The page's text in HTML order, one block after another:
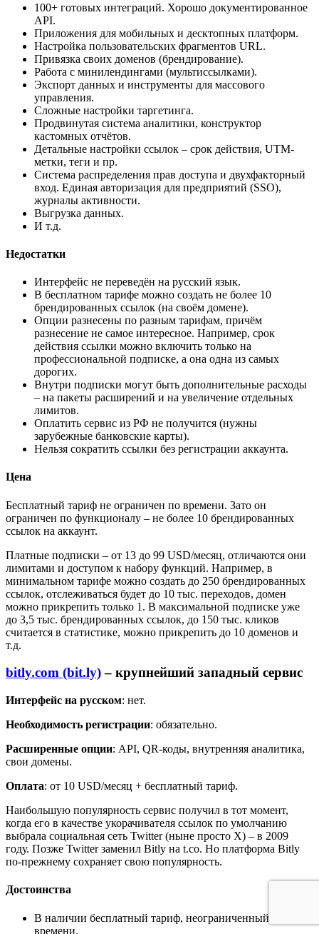
100+ готовых интеграций. Хорошо документированное
API.
Приложения для мобильных и десктопных платформ.
Настройка пользовательских фрагментов URL.
Привязка своих доменов (брендирование).
Работа с минилендингами (мультиссылками).
Экспорт данных и инструменты для массового
управления.
Сложные настройки таргетинга.
Продвинутая система аналитики, конструктор
кастомных отчётов.
Детальные настройки ссылок – срок действия, UTM-
метки, теги и пр.
Система распределения прав доступа и двухфакторный
вход. Единая авторизация для предприятий (SSO),
журналы активности.
Выгрузка данных.
И т.д.
Недостатки
Интерфейс не переведён на русский язык.
В бесплатном тарифе можно создать не более 10
брендированных ссылок (на своём домене).
Опции разнесены по разным тарифам, причём
разнесение не самое интересное. Например, срок
действия ссылки можно включить только на
профессиональной подписке, а она одна из самых
дорогих.
Внутри подписки могут быть дополнительные расходы
– на пакеты расширений и на увеличение отдельных
лимитов.
Оплатить сервис из РФ не получится (нужны
зарубежные банковские карты).
Нельзя сократить ссылки без регистрации аккаунта.
Цена
Бесплатный тариф не ограничен по времени. Зато он
ограничен по функционалу – не более 10 брендированных
ссылок на аккаунт.
Платные подписки – от 13 до 99 USD/месяц, отличаются они
лимитами и доступом к набору функций. Например, в
минимальном тарифе можно создать до 250 брендированных
ссылок, отслеживаться будет до 10 тыс. переходов, домен
можно прикрепить только 1. В максимальной подписке уже
до 3,5 тыс. брендированных ссылок, до 150 тыс. кликов
считается в статистике, можно прикрепить до 10 доменов и
т.д.
bitly.com (bit.ly)– крупнейший западный сервис
Интерфейс на русском: нет.
Необходимость регистрации: обязательно.
Расширенные опции: API, QR-коды, внутренняя аналитика,
свои домены.
Оплата: от 10 USD/месяц + бесплатный тариф.
Наибольшую популярность сервис получил в тот момент,
когда его в качестве укорачивателя ссылок по умолчанию
выбрала социальная сеть Twitter (ныне просто X) – в 2009
году. Позже Twitter заменил Bitly на t.co. Но платформа Bitly
по-прежнему сохраняет свою популярность.
Достоинства
В наличии бесплатный тариф, неограниченный по
времени.